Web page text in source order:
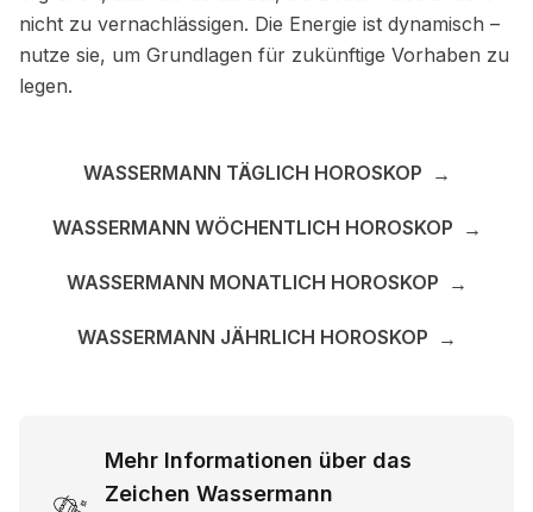
nicht zu vernachlässigen. Die Energie ist dynamisch –
nutze sie, um Grundlagen für zukünftige Vorhaben zu
legen.
WASSERMANN TÄGLICH HOROSKOP →
WASSERMANN WÖCHENTLICH HOROSKOP →
WASSERMANN MONATLICH HOROSKOP →
WASSERMANN JÄHRLICH HOROSKOP →
Mehr Informationen über das
Zeichen Wassermann